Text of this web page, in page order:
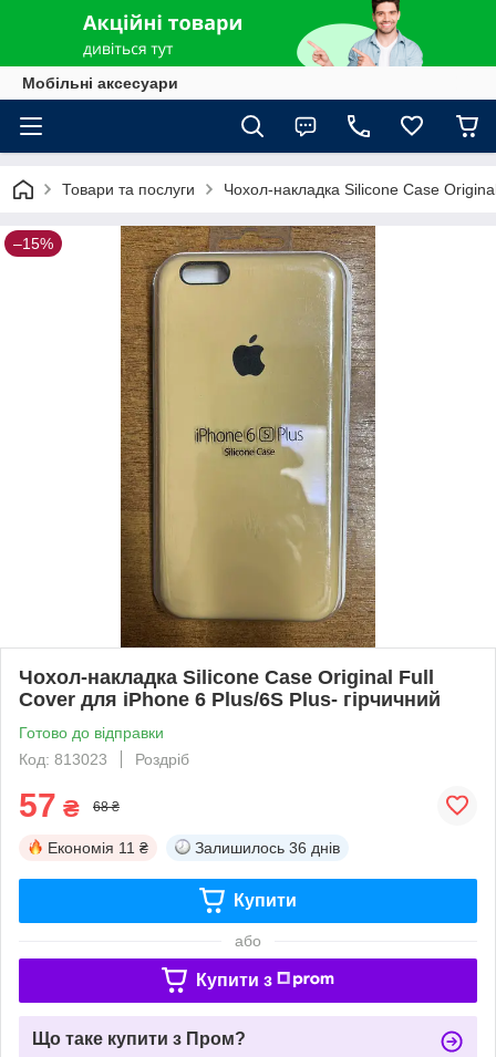
Мобільні аксесуари
Товари та послуги Чохол-накладка Silicone Case
–15%
Чохол-накладка Silicone Case Original Full
Cover для iPhone 6 Plus/6S Plus- гірчичний
Готово до відправки
Код: 813023
Роздріб
57 ₴ 68 ₴
Економія 11 ₴ Залишилось 36 днів
Купити
або
Купити з
Що таке купити з Пром?